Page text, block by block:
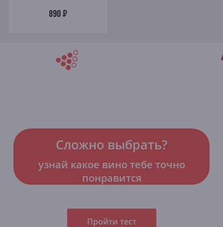
890 ₽
Сложно выбрать?
узнай какое вино тебе точно
понравится
Пройти тест